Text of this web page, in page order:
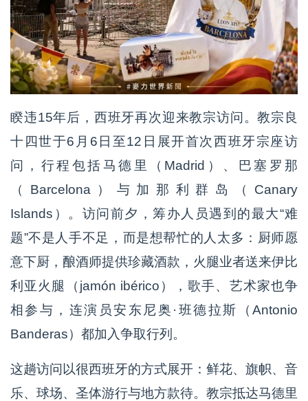
睽违15年后，西班牙再次迎来教宗访问。教宗良
十四世于6月6日至12日展开首次西班牙宗座访
问，行程包括马德里（Madrid）、巴塞罗那
（Barcelona）与加那利群岛（Canary
Islands）。访问前夕，筹办人员遇到的最大“难
题”不是人手不足，而是想帮忙的人太多：厨师愿
意下厨，酿酒师提供珍藏酒款，火腿业者送来伊比
利亚火腿（jamón ibérico），歌手、艺术家也争
相参与，连演员安东尼奥·班德拉斯（Antonio
Banderas）都加入争取行列。
这趟访问以很西班牙的方式展开：鲜花、旗帜、音
乐、球场、圣体游行与地方款待。教宗抵达马德里